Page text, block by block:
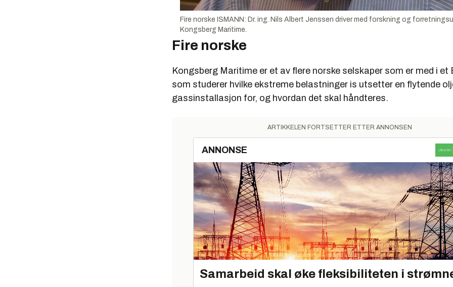
Fire norske ISMANN: Dr. ing. Nils Albert Jenssen driver med forskning og
Kongsberg Maritime.
Fire norske
Kongsberg Maritime er et av flere norske selskaper som er med i
som studerer hvilke ekstreme belastninger is utsetter en flytende
gassinstallasjon for, og hvordan det skal håndteres.
ARTIKKELEN FORTSETTER ETTER ANNONSEN
ANNONSE
Samarbeid skal øke fleksibiliteten i